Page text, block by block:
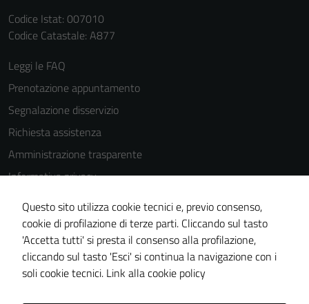
Codice Istat: 007010
Codice Catastale: A877
Leggi le FAQ
Prenotazione appuntamento
Segnalazione disservizio
Richiesta assistenza
Amministrazione trasparente
Informativa privacy
Cookie Policy
Note legali
Dichiarazione di accessibilità
Piano di miglioramento del sito
Questo sito utilizza cookie tecnici e, previo consenso,
cookie di profilazione di terze parti. Cliccando sul tasto
'Accetta tutti' si presta il consenso alla profilazione,
cliccando sul tasto 'Esci' si continua la navigazione con i
soli cookie tecnici. Link alla cookie policy